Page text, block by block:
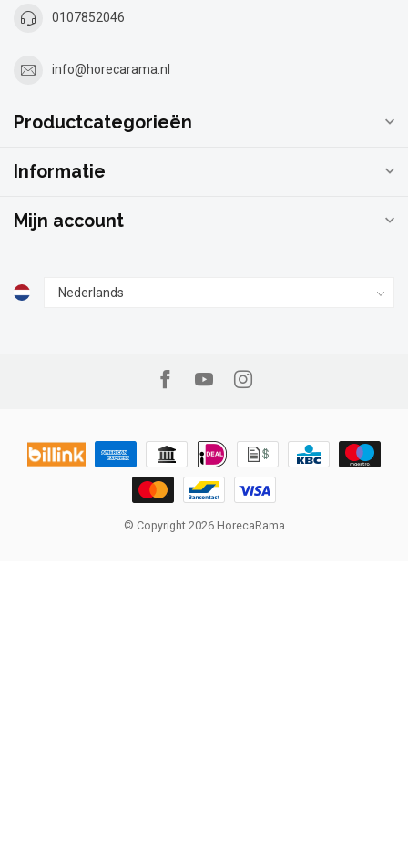
0107852046
info@horecarama.nl
Productcategorieën
Informatie
Mijn account
© Copyright 2026 HorecaRama